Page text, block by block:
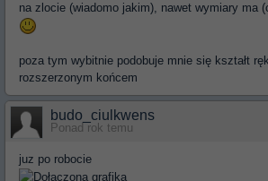
na zlocie (wiadomo jakim), nawet wymiary ma
poza tym wybitnie podobuje mnie się kształt
rozszerzonym końcem
budo_ciulkwens
Ponad rok temu
juz po robocie